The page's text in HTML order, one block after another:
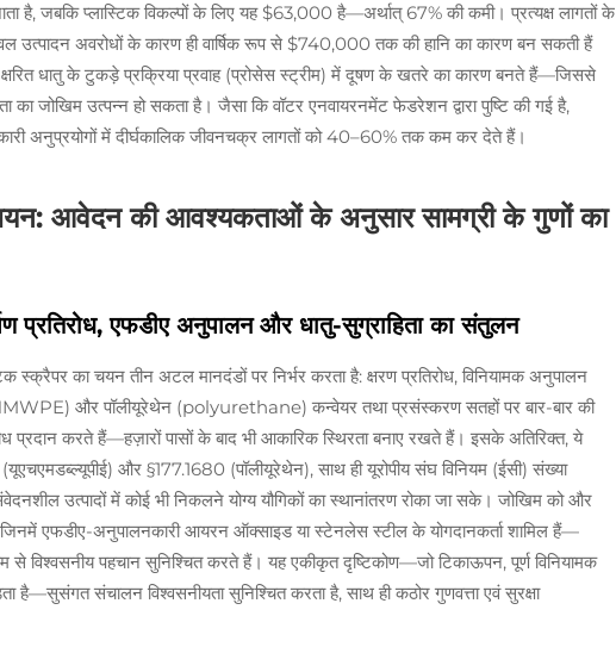
है, जबकि प्लास्टिक विकल्पों के लिए यह $63,000 है—अर्थात् 67% की कमी। प्रत्यक्ष लागतों के
उत्पादन अवरोधों के कारण ही वार्षिक रूप से $740,000 तक की हानि का कारण बन सकती हैं
धातु के टुकड़े प्रक्रिया प्रवाह (प्रोसेस स्ट्रीम) में दूषण के खतरे का कारण बनते हैं—जिससे
का जोखिम उत्पन्न हो सकता है। जैसा कि वॉटर एनवायरनमेंट फेडरेशन द्वारा पुष्टि की गई है,
अनुप्रयोगों में दीर्घकालिक जीवनचक्र लागतों को 40–60% तक कम कर देते हैं।
आवेदन की आवश्यकताओं के अनुसार सामग्री के गुणों का
प्रतिरोध, एफडीए अनुपालन और धातु-सुग्राहिता का संतुलन
स्क्रैपर का चयन तीन अटल मानदंडों पर निर्भर करता है: क्षरण प्रतिरोध, विनियामक अनुपालन
और पॉलीयूरेथेन (polyurethane) कन्वेयर तथा प्रसंस्करण सतहों पर बार-बार की
प्रदान करते हैं—हज़ारों पासों के बाद भी आकारिक स्थिरता बनाए रखते हैं। इसके अतिरिक्त, ये
और §177.1680 (पॉलीयूरेथेन), साथ ही यूरोपीय संघ विनियम (ईसी) संख्या
उत्पादों में कोई भी निकलने योग्य यौगिकों का स्थानांतरण रोका जा सके। जोखिम को और
एफडीए-अनुपालनकारी आयरन ऑक्साइड या स्टेनलेस स्टील के योगदानकर्ता शामिल हैं—
विश्वसनीय पहचान सुनिश्चित करते हैं। यह एकीकृत दृष्टिकोण—जो टिकाऊपन, पूर्ण विनियामक
है—सुसंगत संचालन विश्वसनीयता सुनिश्चित करता है, साथ ही कठोर गुणवत्ता एवं सुरक्षा